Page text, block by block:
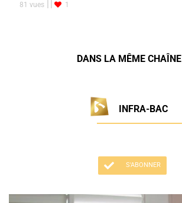
81 vues
1
DANS LA MÊME CHAÎNE
INFRA-BAC
S'ABONNER